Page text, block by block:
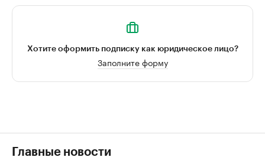
Хотите оформить подписку как юридическое лицо?
Заполните форму
Главные новости